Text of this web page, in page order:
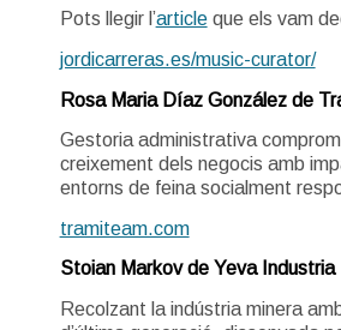
Pots llegir l’articleque els vam
jordicarreras.es/music-curator/
Rosa Maria Díaz González de
Gestoria administrativa
creixement dels negocis amb
entorns de feina socialment
tramiteam.com
Stoian Markov de Yeva Industria
Recolzant la indústria minera